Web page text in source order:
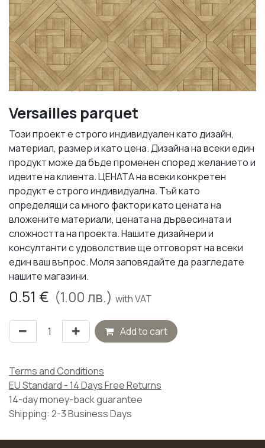
Versailles parquet
Този проект е строго индивидуален като дизайн,
материал, размер и като цена. Дизайна на всеки един
продукт може да бъде променен според желанието и
идеите на клиента. ЦЕНАТА на всеки конкретен
продукт е строго индивидуална. Тъй като
определящи са много фактори като цената на
вложените материали, цената на дървесината и
сложността на проекта. Нашите дизайнери и
консултанти с удоволствие ще отговорят на всеки
един ваш въпрос. Моля заповядайте да разгледате
нашите магазини.
0.51 € (1.00лв.) with VAT
Add to cart
Terms and Conditions
EU Standard - 14 Days Free Returns
14-day money-back guarantee
Shipping: 2-3 Business Days